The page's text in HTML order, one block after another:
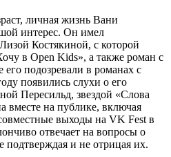
личная жизнь Вани
интерес. Он имел
Костякиной, с которой
в Open Kids», а также роман с
подозревали в романах с
появились слухи о его
Пересильд, звездой «Слова
вместе на публике, включая
выходы на VK Fest в
отвечает на вопросы о
подтверждая и не отрицая их.